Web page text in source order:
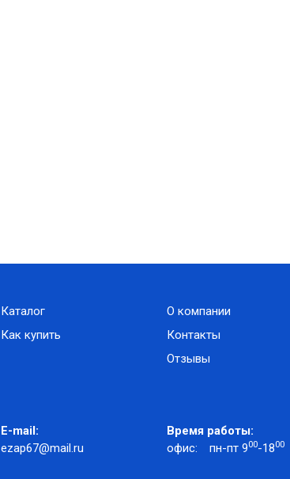
Каталог
Как купить
О компании
Контакты
Отзывы
E-mail:
ezap67@mail.ru
Время работы:
офис:
пн-пт 900-1800